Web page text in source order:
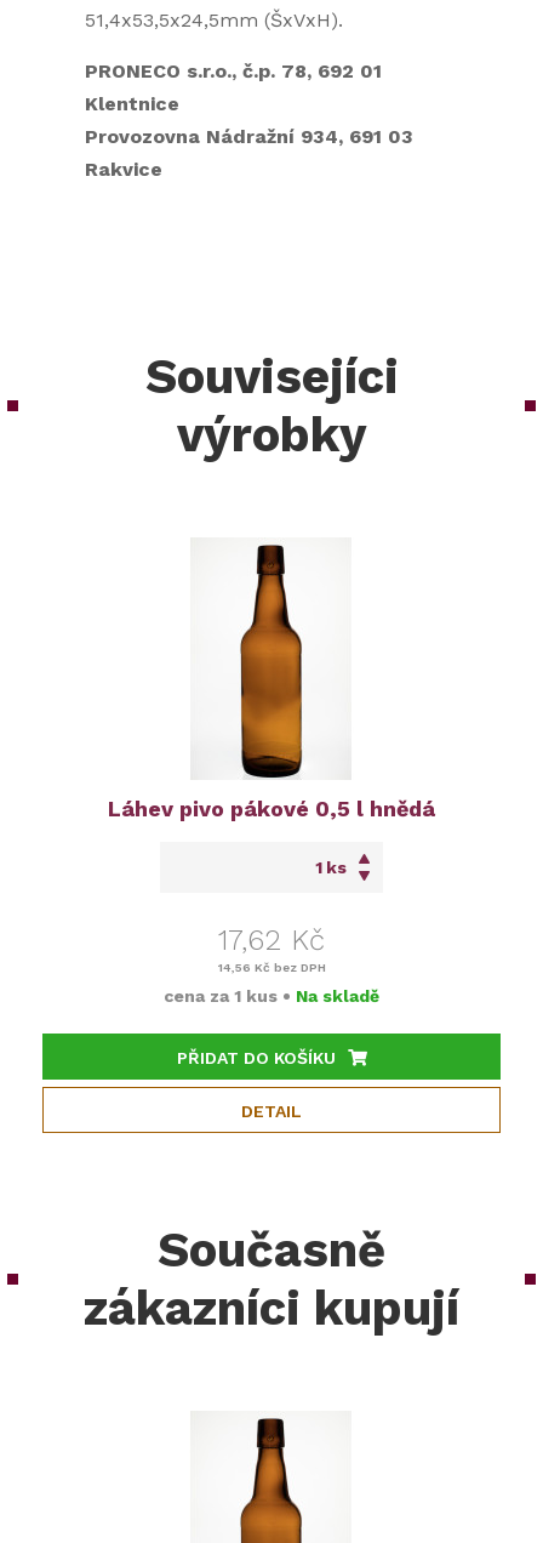
51,4x53,5x24,5mm (ŠxVxH).
PRONECO s.r.o., č.p. 78, 692 01
Klentnice
Provozovna Nádražní 934, 691 03
Rakvice
Souvisejíci
výrobky
Láhev pivo pákové 0,5 l hnědá
ks
17,62 Kč
14,56 Kč bez DPH
cena za 1 kus • Na skladě
PŘIDAT DO KOŠÍKU
DETAIL
Současně
zákazníci kupují